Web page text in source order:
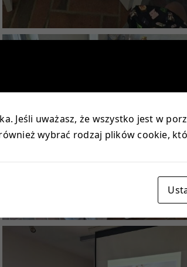
Jeśli uważasz, że wszystko jest w
wybrać rodzaj plików cookie,